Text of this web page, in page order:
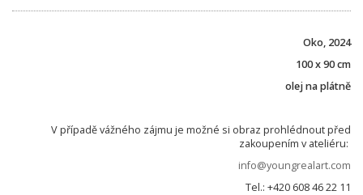
Oko, 2024
100 x 90 cm
olej na plátně
V případě vážného zájmu je možné si obraz prohlédnout před
zakoupením v ateliéru:
info@youngrealart.com
Tel.: +420 608 46 22 11